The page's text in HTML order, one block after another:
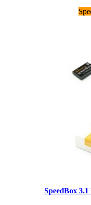
SpeedBox